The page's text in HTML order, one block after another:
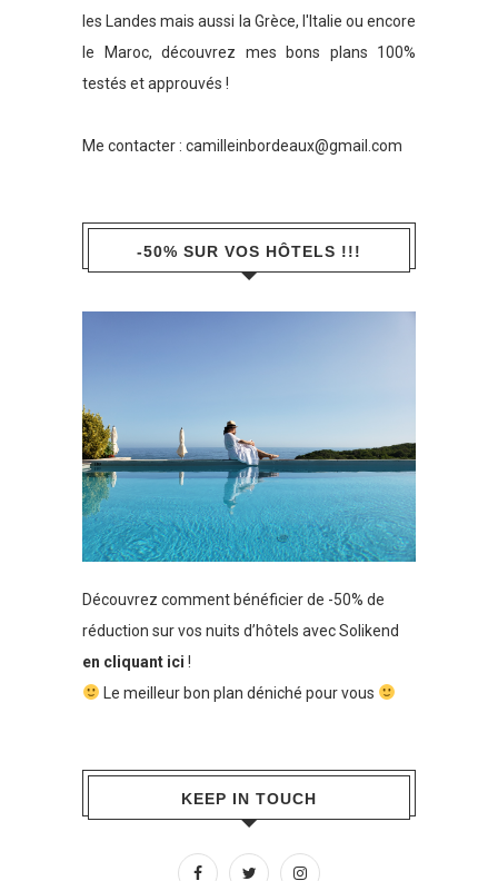
les Landes mais aussi la Grèce, l'Italie ou encore
le Maroc, découvrez mes bons plans 100%
testés et approuvés !
Me contacter : camilleinbordeaux@gmail.com
-50% SUR VOS HÔTELS !!!
Découvrez comment bénéficier de -50% de
réduction sur vos nuits d’hôtels avec Solikend
en cliquant ici !
Le meilleur bon plan déniché pour vous
KEEP IN TOUCH